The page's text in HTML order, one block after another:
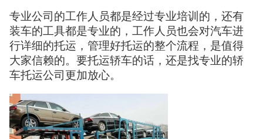
专业公司的工作人员都是经过专业培训的，还有
装车的工具都是专业的，工作人员也会对汽车进
行详细的托运，管理好托运的整个流程，是值得
大家信赖的。要托运轿车的话，还是找专业的轿
车托运公司更加放心。